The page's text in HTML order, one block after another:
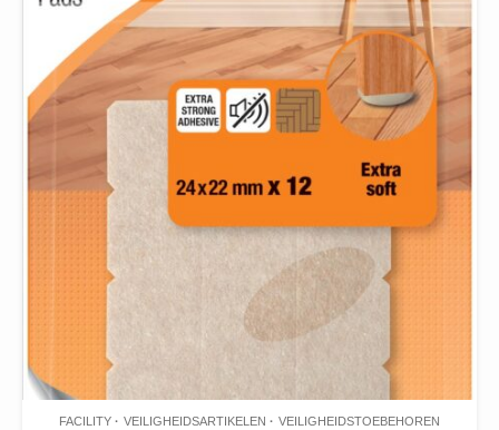
FACILITY VEILIGHEIDSARTIKELEN VEILIGHEIDSTOEBEHOREN